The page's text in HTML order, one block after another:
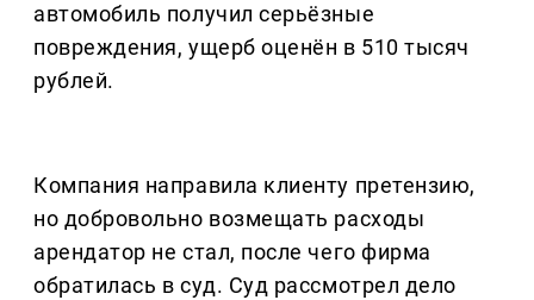
автомобиль получил серьёзные
повреждения, ущерб оценён в 510 тысяч
рублей.
Компания направила клиенту претензию,
но добровольно возмещать расходы
арендатор не стал, после чего фирма
обратилась в суд. Суд рассмотрел дело